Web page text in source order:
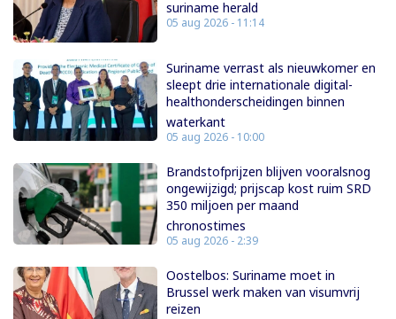
suriname herald
05 aug 2026 - 11:14
Suriname verrast als nieuwkomer en
sleept drie internationale digital-
healthonderscheidingen binnen
waterkant
05 aug 2026 - 10:00
Brandstofprijzen blijven vooralsnog
ongewijzigd; prijscap kost ruim SRD
350 miljoen per maand
chronostimes
05 aug 2026 - 2:39
Oostelbos: Suriname moet in
Brussel werk maken van visumvrij
reizen